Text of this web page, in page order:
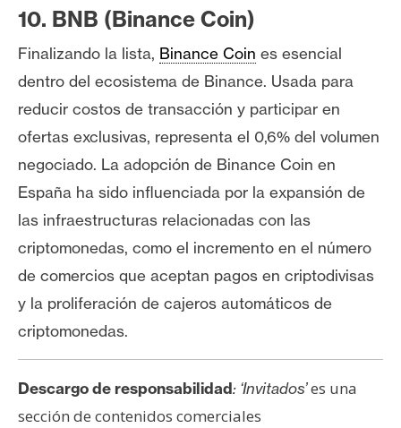
10. BNB (Binance Coin)
Finalizando la lista, Binance Coin es esencial
dentro del ecosistema de Binance. Usada para
reducir costos de transacción y participar en
ofertas exclusivas, representa el 0,6% del volumen
negociado. La adopción de Binance Coin en
España ha sido influenciada por la expansión de
las infraestructuras relacionadas con las
criptomonedas, como el incremento en el número
de comercios que aceptan pagos en criptodivisas
y la proliferación de cajeros automáticos de
criptomonedas.
Descargo de responsabilidad: ‘Invitados’es una
sección de contenidos comerciales